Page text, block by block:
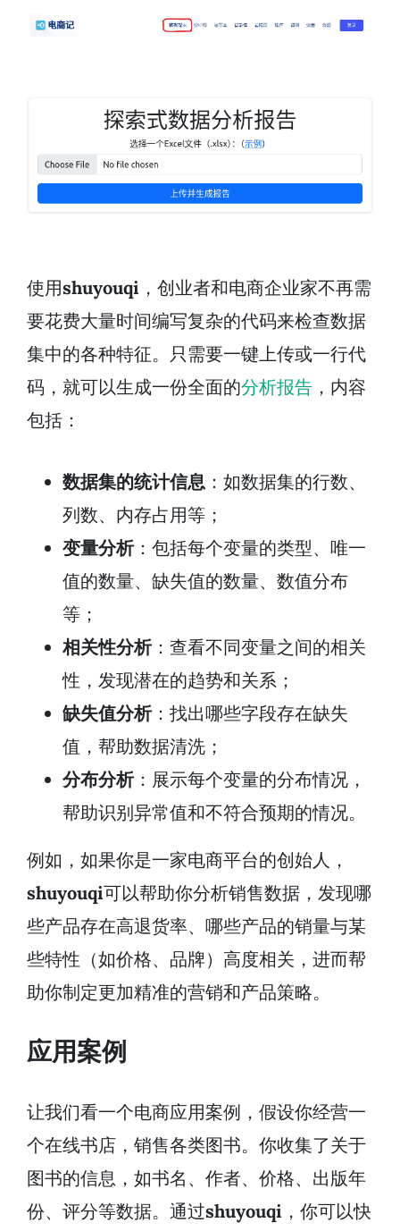
使用shuyouqi ，创业者和电商企业家不再需
要花费大量时间编写复杂的代码来检查数据
集中的各种特征。只需要一键上传或一行代
码，就可以生成一份全面的分析报告 ，内容
包括：
数据集的统计信息 ：如数据集的行数、
列数、内存占用等；
变量分析：包括每个变量的类型、唯一
值的数量、缺失值的数量、数值分布
等；
相关性分析：查看不同变量之间的相关
性，发现潜在的趋势和关系；
缺失值分析：找出哪些字段存在缺失
值，帮助数据清洗；
分布分析：展示每个变量的分布情况，
帮助识别异常值和不符合预期的情况。
例如，如果你是一家电商平台的创始人，
shuyouqi可以帮助你分析销售数据，发现哪
些产品存在高退货率、哪些产品的销量与某
些特性（如价格、品牌）高度相关，进而帮
助你制定更加精准的营销和产品策略。
应用案例
让我们看一个电商应用案例，假设你经营一
个在线书店，销售各类图书。你收集了关于
图书的信息，如书名、作者、价格、出版年
份、评分等数据。通过shuyouqi ，你可以快